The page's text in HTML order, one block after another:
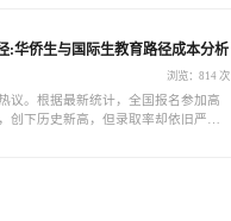
:华侨生与国际生教育路径成本分析
浏览：814 次
议。根据最新统计，全国报名参加高
创下历史新高，但录取率却依旧严